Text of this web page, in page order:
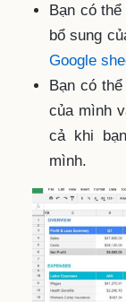
Bạn có
bổ sung
Google
Bạn có
của mình
cả khi
mình.